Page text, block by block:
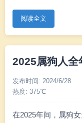
阅读全文
2025属狗人全
发布时间: 2024/6/28
热度: 375℃
在2025年间，属狗